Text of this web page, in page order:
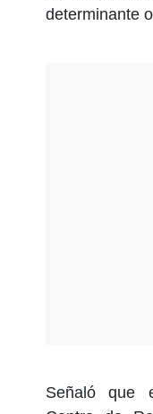
determinante
Señaló que